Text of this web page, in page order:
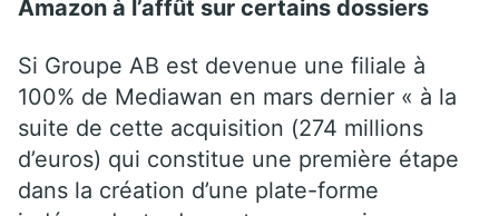
Amazon à l’affût sur certains dossiers
Si Groupe AB est devenue une filiale à
100% de Mediawan en mars dernier « à la
suite de cette acquisition (274 millions
d’euros) qui constitue une première étape
dans la création d’une plate-forme